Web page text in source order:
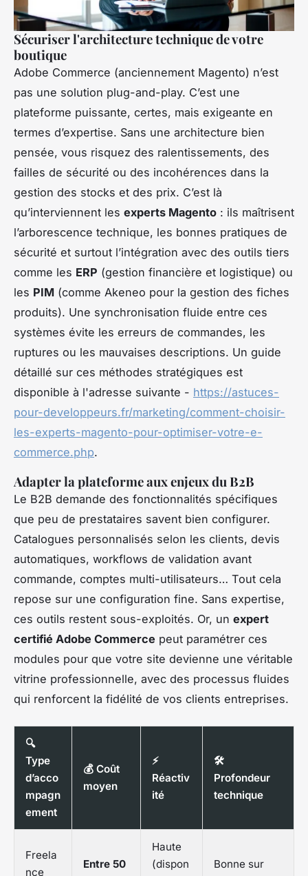
Sécuriser l'architecture technique de votre
boutique
Adobe Commerce (anciennement Magento) n’est
pas une solution plug-and-play. C’est une
plateforme puissante, certes, mais exigeante en
termes d’expertise. Sans une architecture bien
pensée, vous risquez des ralentissements, des
failles de sécurité ou des incohérences dans la
gestion des stocks et des prix. C’est là
qu’interviennent les experts Magento : ils maîtrisent
l’arborescence technique, les bonnes pratiques de
sécurité et surtout l’intégration avec des outils tiers
comme les ERP (gestion financière et logistique) ou
les PIM (comme Akeneo pour la gestion des fiches
produits). Une synchronisation fluide entre ces
systèmes évite les erreurs de commandes, les
ruptures ou les mauvaises descriptions. Un guide
détaillé sur ces méthodes stratégiques est
disponible à l'adresse suivante - https://astuces-
pour-developpeurs.fr/marketing/comment-choisir-
les-experts-magento-pour-optimiser-votre-e-
commerce.php.
Adapter la plateforme aux enjeux du B2B
Le B2B demande des fonctionnalités spécifiques
que peu de prestataires savent bien configurer.
Catalogues personnalisés selon les clients, devis
automatiques, workflows de validation avant
commande, comptes multi-utilisateurs… Tout cela
repose sur une configuration fine. Sans expertise,
ces outils restent sous-exploités. Or, un expert
certifié Adobe Commerce peut paramétrer ces
modules pour que votre site devienne une véritable
vitrine professionnelle, avec des processus fluides
qui renforcent la fidélité de vos clients entreprises.
🔍
Type
d’acco
mpagn
ement
💰 Coût
moyen
⚡
Réactiv
ité
🛠️
Profondeur
technique
Freela
nce
Entre 50
Haute
(dispon
Bonne sur